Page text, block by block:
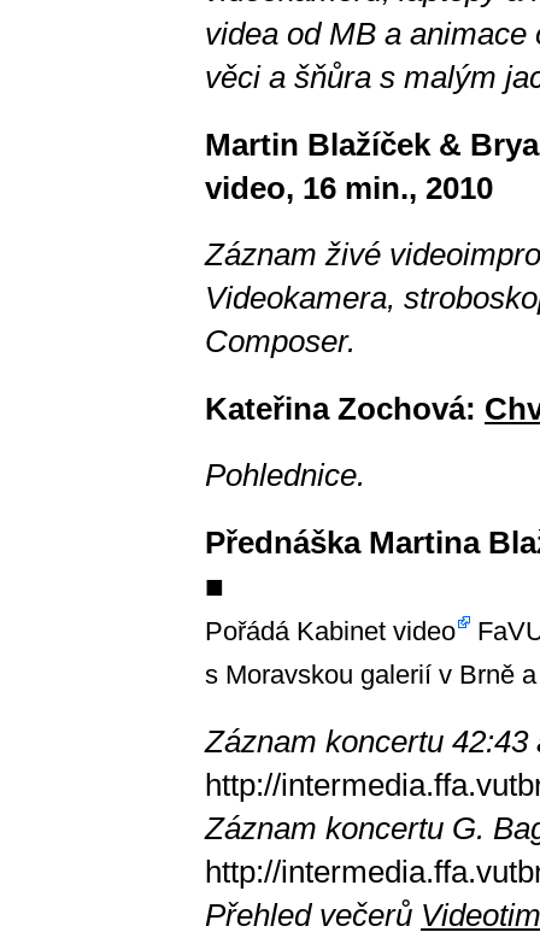
videa od MB a
věci a šňůra s malým
Martin Blažíček &
video, 16 min., 2010
Záznam živé
Videokamera,
Composer.
Kateřina Zochová:
Pohlednice.
Přednáška Martina
■
Pořádá Kabinet video
s Moravskou galerií v Brně
Záznam koncertu
http://
Záznam koncertu G.
http://
Přehled večerů